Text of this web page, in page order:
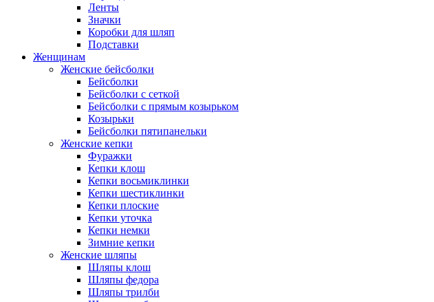
Ленты
Значки
Коробки для шляп
Подставки
Женщинам
Женские бейсболки
Бейсболки
Бейсболки с сеткой
Бейсболки с прямым козырьком
Козырьки
Бейсболки пятипанельки
Женские кепки
Фуражки
Кепки клош
Кепки восьмиклинки
Кепки шестиклинки
Кепки плоские
Кепки уточка
Кепки немки
Зимние кепки
Женские шляпы
Шляпы клош
Шляпы федора
Шляпы трилби